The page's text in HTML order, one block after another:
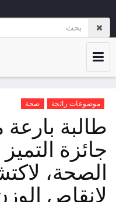
موضوعات رائجة صحة
طالبة
جائزة
الصحة،